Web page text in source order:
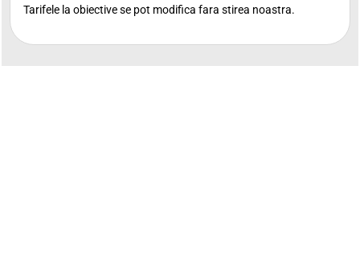
Tarifele la obiective se pot modifica fara stirea noastra.